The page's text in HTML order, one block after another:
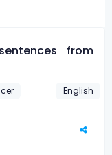
from
English